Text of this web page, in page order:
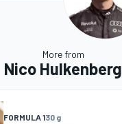
More from
Nico Hulkenberg
FORMULA 130 g